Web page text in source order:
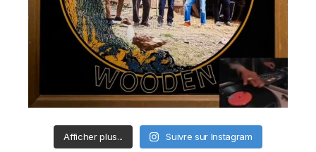
Afficher plus... Suivre sur Instagram